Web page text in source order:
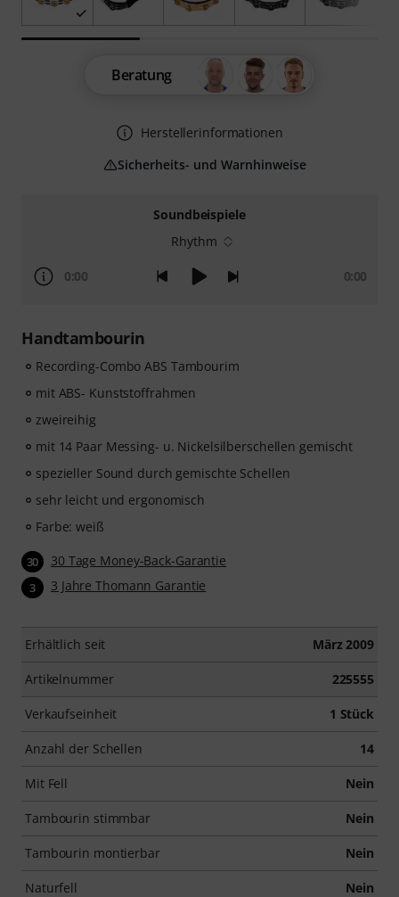
Soundbeispiele
Rhythm
0:00 0:00
Handtambourin
Recording-Combo ABS Tambourim
mit ABS- Kunststoffrahmen
zweireihig
mit 14 Paar Messing- u. Nickelsilberschellen gemischt
spezieller Sound durch gemischte Schellen
sehr leicht und ergonomisch
Farbe: weiß
30 30 Tage Money-Back-Garantie
3 3 Jahre Thomann Garantie
Erhältlich seit März 2009
Artikelnummer 225555
Verkaufseinheit 1 Stück
Anzahl der Schellen 14
Mit Fell Nein
Tambourin stimmbar Nein
Tambourin montierbar Nein
Naturfell Nein
Beratung
Herstellerinformationen
Sicherheits- und Warnhinweise